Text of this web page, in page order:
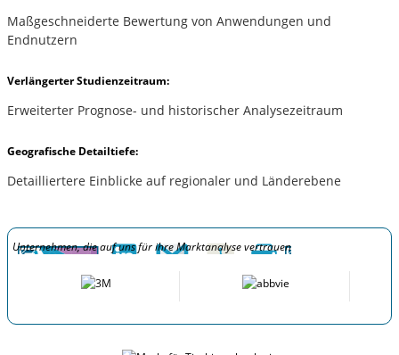
Maßgeschneiderte Bewertung von Anwendungen und
Endnutzern
Verlängerter Studienzeitraum:
Erweiterter Prognose- und historischer Analysezeitraum
Geografische Detailtiefe:
Detailliertere Einblicke auf regionaler und Länderebene
Unternehmen, die auf uns für ihre Marktanalyse vertrauen